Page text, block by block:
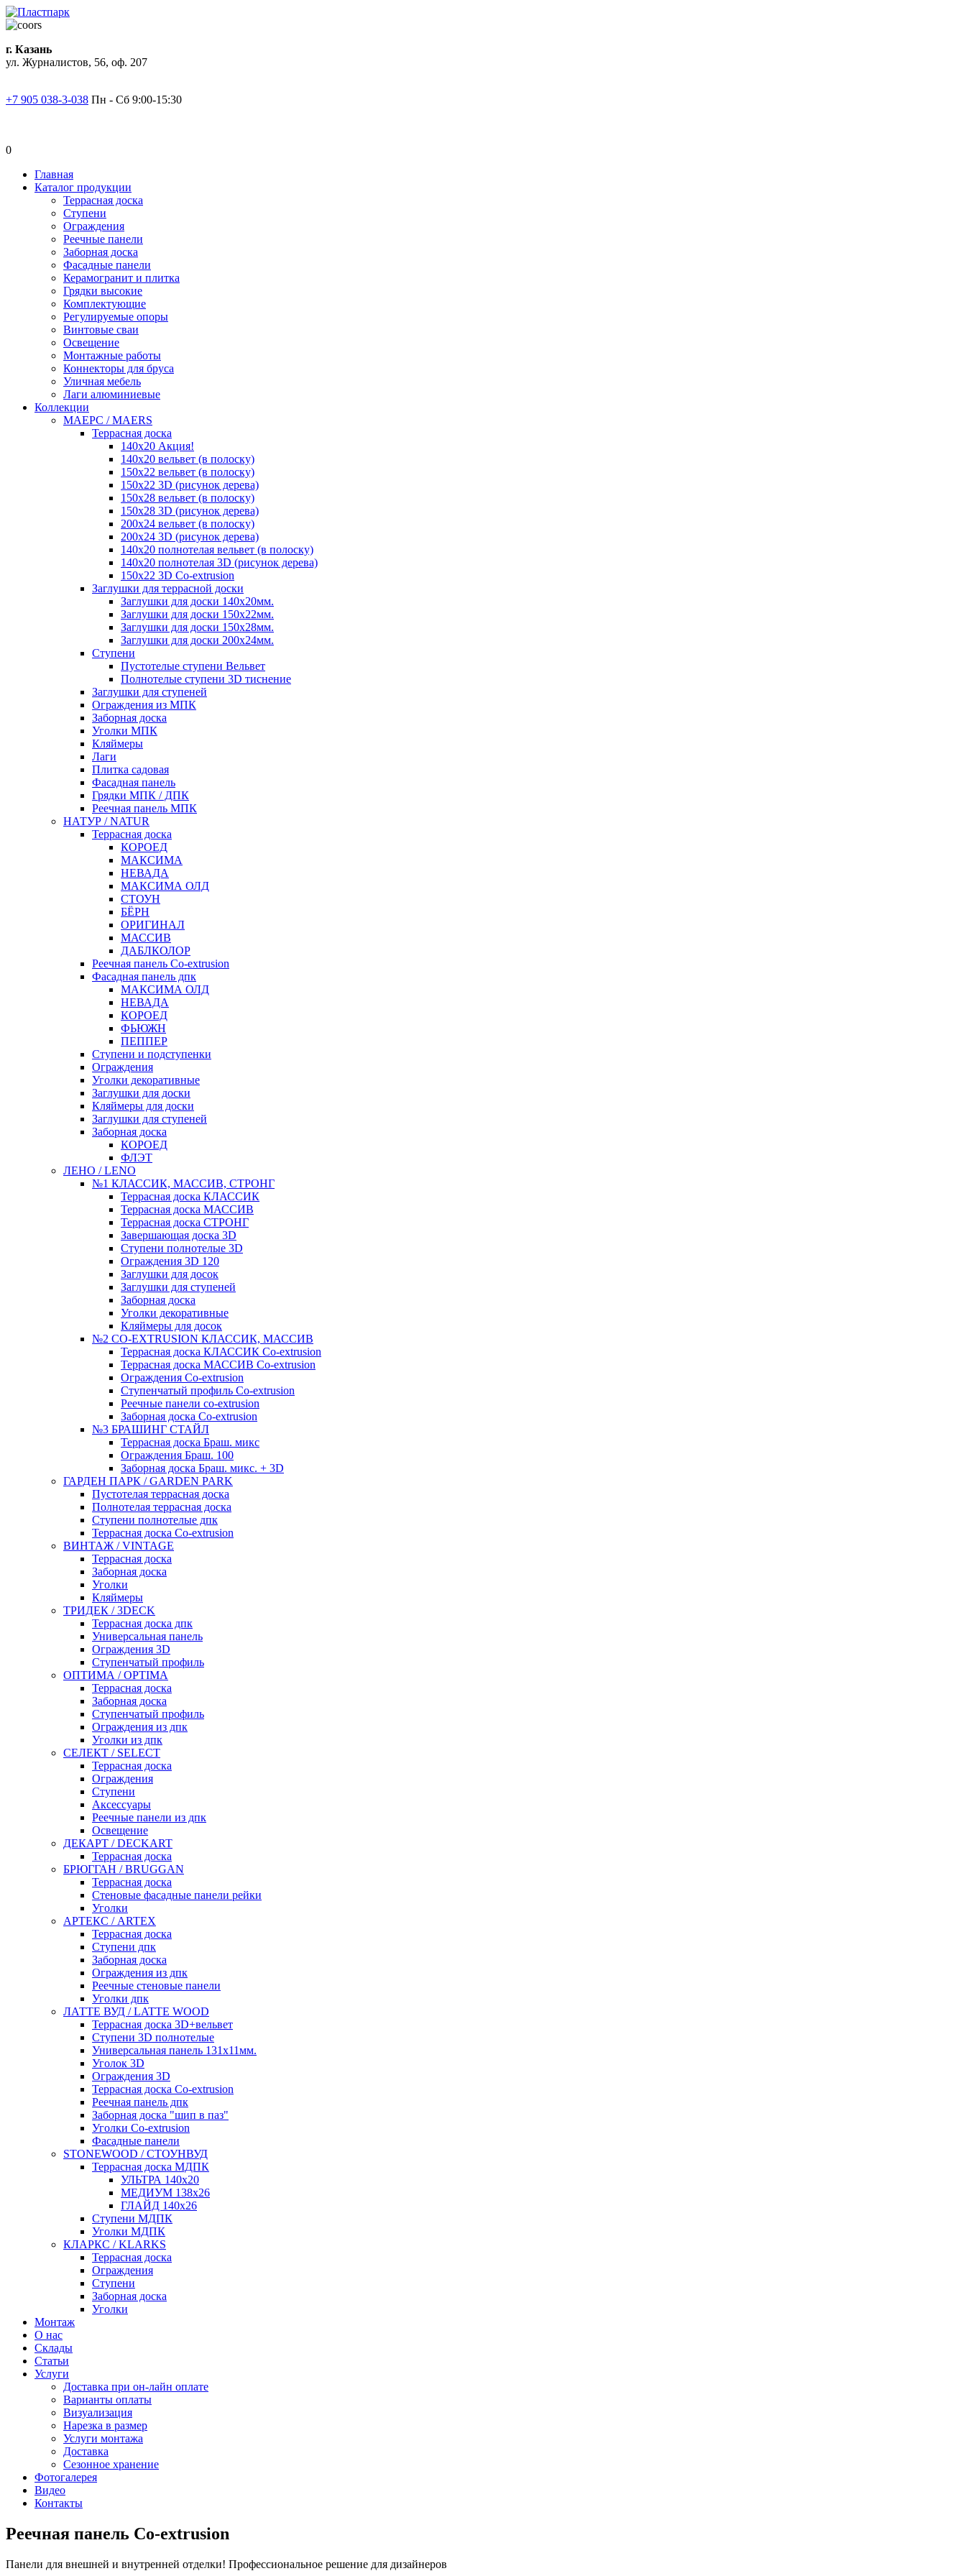
г. Казань
ул. Журналистов, 56, оф. 207
+7 905 038-3-038 Пн - Сб 9:00-15:30
0
Главная
Каталог продукции
Террасная доска
Ступени
Ограждения
Реечные панели
Заборная доска
Фасадные панели
Керамогранит и плитка
Грядки высокие
Комплектующие
Регулируемые опоры
Винтовые сваи
Освещение
Монтажные работы
Коннекторы для бруса
Уличная мебель
Лаги алюминиевые
Коллекции
MAEРC / MAERS
Террасная доска
140x20 Акция!
140x20 вельвет (в полоску)
150x22 вельвет (в полоску)
150x22 3D (рисунок дерева)
150x28 вельвет (в полоску)
150x28 3D (рисунок дерева)
200x24 вельвет (в полоску)
200x24 3D (рисунок дерева)
140x20 полнотелая вельвет (в полоску)
140x20 полнотелая 3D (рисунок дерева)
150x22 3D Сo-extrusion
Заглушки для террасной доски
Заглушки для доски 140x20мм.
Заглушки для доски 150x22мм.
Заглушки для доски 150x28мм.
Заглушки для доски 200x24мм.
Ступени
Пустотелые ступени Вельвет
Полнотелые ступени 3D тиснение
Заглушки для ступеней
Ограждения из МПК
Заборная доска
Уголки МПК
Кляймеры
Лаги
Плитка садовая
Фасадная панель
Грядки МПК / ДПК
Реечная панель МПК
НАТУР / NATUR
Террасная доска
КОРОЕД
МАКСИМА
НЕВАДА
МАКСИМА ОЛД
СТОУН
БЁРН
ОРИГИНАЛ
МАССИВ
ДАБЛКОЛОР
Реечная панель Co-extrusion
Фасадная панель дпк
МАКСИМА ОЛД
НЕВАДА
КОРОЕД
ФЬЮЖН
ПЕППЕР
Ступени и подступенки
Ограждения
Уголки декоративные
Заглушки для доски
Кляймеры для доски
Заглушки для ступеней
Заборная доска
КОРОЕД
ФЛЭТ
ЛЕНО / LENO
№1 КЛАССИК, МАССИВ, СТРОНГ
Террасная доска КЛАССИК
Террасная доска МАССИВ
Террасная доска СТРОНГ
Завершающая доска 3D
Ступени полнотелые 3D
Ограждения 3D 120
Заглушки для досок
Заглушки для ступеней
Заборная доска
Уголки декоративные
Кляймеры для досок
№2 CO-EXTRUSION КЛАССИК, МАССИВ
Террасная доска КЛАССИК Co-extrusion
Террасная доска МАССИВ Co-extrusion
Ограждения Co-extrusion
Ступенчатый профиль Co-extrusion
Реечные панели co-extrusion
Заборная доска Co-extrusion
№3 БРАШИНГ СТАЙЛ
Террасная доска Браш. микс
Ограждения Браш. 100
Заборная доска Браш. микс. + 3D
ГАРДЕН ПАРК / GARDEN PARK
Пустотелая террасная доска
Полнотелая террасная доска
Ступени полнотелые дпк
Террасная доска Co-extrusion
ВИНТАЖ / VINTAGE
Террасная доска
Заборная доска
Уголки
Кляймеры
ТРИДЕК / 3DECK
Террасная доска дпк
Универсальная панель
Ограждения 3D
Ступенчатый профиль
ОПТИМА / OPTIMA
Террасная доска
Заборная доска
Ступенчатый профиль
Ограждения из дпк
Уголки из дпк
СЕЛЕКТ / SELECT
Террасная доска
Ограждения
Ступени
Аксессуары
Реечные панели из дпк
Освещение
ДЕКАРТ / DECKART
Террасная доска
БРЮГГАН / BRUGGAN
Террасная доска
Стеновые фасадные панели рейки
Уголки
АРТЕКС / ARTEX
Террасная доска
Ступени дпк
Заборная доска
Ограждения из дпк
Реечные стеновые панели
Уголки дпк
ЛАТТЕ ВУД / LATTE WOOD
Террасная доска 3D+вельвет
Ступени 3D полнотелые
Универсальная панель 131x11мм.
Уголок 3D
Ограждения 3D
Террасная доска Co-extrusion
Реечная панель дпк
Заборная доска "шип в паз"
Уголки Co-extrusion
Фасадные панели
STONEWOOD / СТОУНВУД
Террасная доска МДПК
УЛЬТРА 140x20
МЕДИУМ 138x26
ГЛАЙД 140x26
Ступени МДПК
Уголки МДПК
КЛАРКС / KLARKS
Террасная доска
Ограждения
Ступени
Заборная доска
Уголки
Монтаж
О нас
Склады
Статьи
Услуги
Доставка при он-лайн оплате
Варианты оплаты
Визуализация
Нарезка в размер
Услуги монтажа
Доставка
Сезонное хранение
Фотогалерея
Видео
Контакты
Реечная панель Co-extrusion
Панели для внешней и внутренней отделки! Профессиональное решение для дизайнеров